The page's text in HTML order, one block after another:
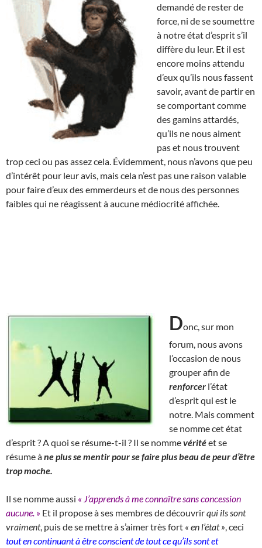
demandé de rester de
force, ni de se soumettre
à notre état d’esprit s’il
diffère du leur. Et il est
encore moins attendu
d’eux qu’ils nous fassent
savoir, avant de partir en
se comportant comme
des gamins attardés,
qu’ils ne nous aiment
pas et nous trouvent
trop ceci ou pas assez cela. Évidemment, nous n’avons que peu
d’intérêt pour leur avis, mais cela n’est pas une raison valable
pour faire d’eux des emmerdeurs et de nous des personnes
faibles qui ne réagissent à aucune médiocrité affichée.
Donc, sur mon
forum, nous avons
l’occasion de nous
grouper afin de
renforcer l’état
d’esprit qui est le
notre. Mais comment
se nomme cet état
d’esprit ? A quoi se résume-t-il ? Il se nommevéritéet se
résume àne plus se mentir pour se faire plus beau de peur d’être
trop moche.
Il se nomme aussi « J’apprends à me connaître sans concession
aucune. » Et il propose à ses membres de découvrirqui ils sont
vraiment, puis de se mettre à s’aimer très fort « en l’état » , ceci
tout en continuant à être conscient de tout ce qu’ils sont et